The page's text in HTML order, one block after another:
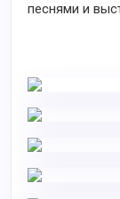
песнями и